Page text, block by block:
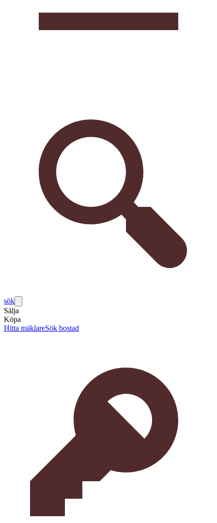
sök
Sälja
Köpa
Hitta mäklareSök bostad